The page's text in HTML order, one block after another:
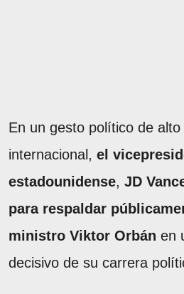
En un gesto político de
internacional, el
estadounidense, JD
para respaldar
ministro Viktor Orbán en
decisivo de su carrera